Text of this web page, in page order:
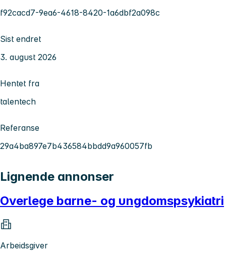
f92cacd7-9ea6-4618-8420-1a6dbf2a098c
Sist endret
3. august 2026
Hentet fra
talentech
Referanse
29a4ba897e7b436584bbdd9a960057fb
Lignende annonser
Overlege barne- og ungdomspsykiatri
Arbeidsgiver